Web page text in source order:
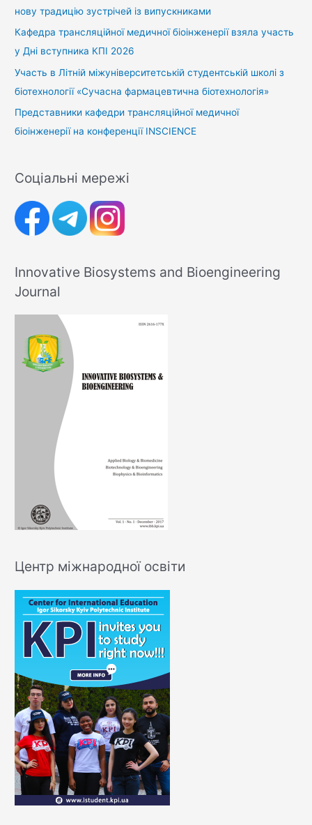
нову традицію зустрічей із випускниками
Кафедра трансляційної медичної біоінженерії взяла участь
у Дні вступника КПІ 2026
Участь в Літній міжуніверситетській студентській школі з
біотехнології «Сучасна фармацевтична біотехнологія»
Представники кафедри трансляційної медичної
біоінженерії на конференції INSCIENCE
Соціальні мережі
Innovative Biosystems and Bioengineering
Journal
Центр міжнародної освіти